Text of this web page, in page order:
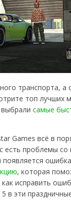
транспорта, а
топ лучших
самые
Games всё в
есть проблемы со
появляется
, которая
исправить
в эти